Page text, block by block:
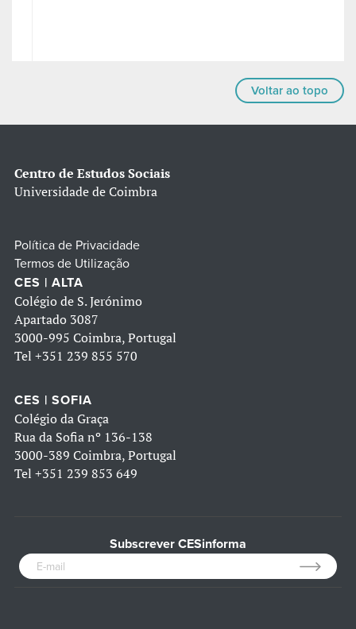
Voltar ao topo
Centro de Estudos Sociais
Universidade de Coimbra
Política de Privacidade
Termos de Utilização
CES | ALTA
Colégio de S. Jerónimo
Apartado 3087
3000-995 Coimbra, Portugal
Tel +351 239 855 570
CES | SOFIA
Colégio da Graça
Rua da Sofia nº 136-138
3000-389 Coimbra, Portugal
Tel +351 239 853 649
Subscrever CESinforma